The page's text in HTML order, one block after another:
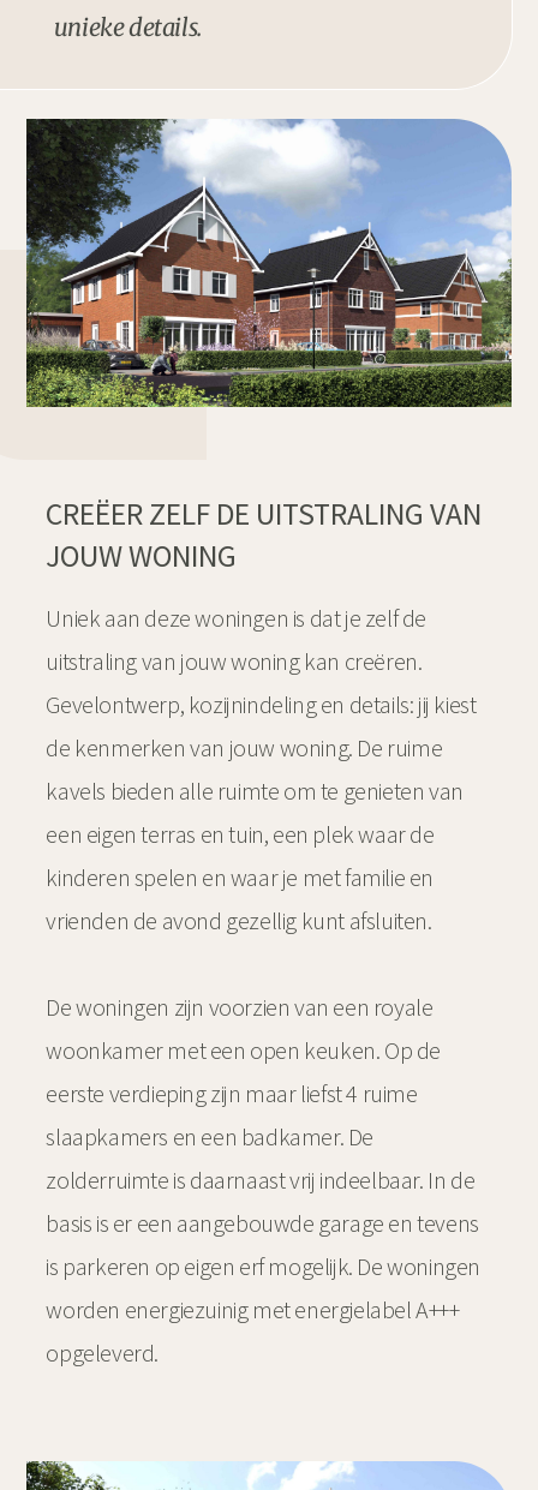
unieke details.
CREËER ZELF DE UITSTRALING VAN
JOUW WONING
Uniek aan deze woningen is dat je zelf de
uitstraling van jouw woning kan creëren.
Gevelontwerp, kozijnindeling en details: jij kiest
de kenmerken van jouw woning. De ruime
kavels bieden alle ruimte om te genieten van
een eigen terras en tuin, een plek waar de
kinderen spelen en waar je met familie en
vrienden de avond gezellig kunt afsluiten.
De woningen zijn voorzien van een royale
woonkamer met een open keuken. Op de
eerste verdieping zijn maar liefst 4 ruime
slaapkamers en een badkamer. De
zolderruimte is daarnaast vrij indeelbaar. In de
basis is er een aangebouwde garage en tevens
is parkeren op eigen erf mogelijk. De woningen
worden energiezuinig met energielabel A+++
opgeleverd.